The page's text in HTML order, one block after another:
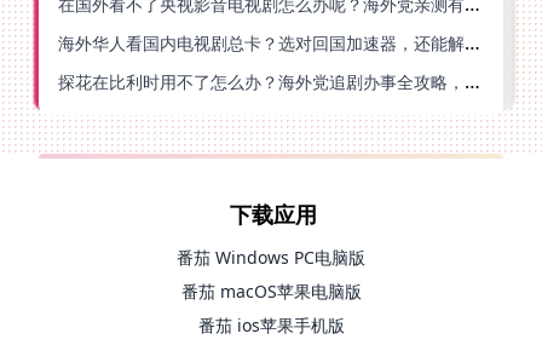
海外华人看国内电视剧总卡？选对回国加速器，还能解决菲律宾打不开反诈中心的问题
探花在比利时用不了怎么办？海外党追剧办事全攻略，选对加速器就够了
下载应用
番茄 Windows PC电脑版
番茄 macOS苹果电脑版
番茄 ios苹果手机版